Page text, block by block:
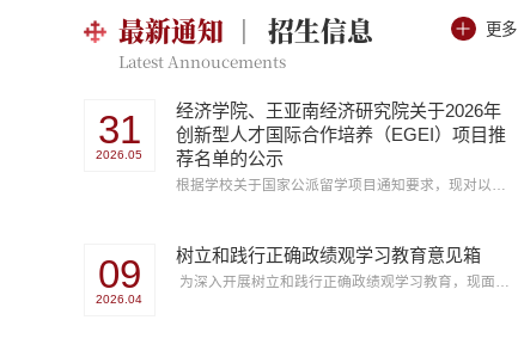
最新通知
Latest Annoucements
更多
招生信息
31
2026.05
经济学院、王亚南经济研究院关于2026年
创新型人才国际合作培养（EGEI）项目推
荐名单的公示
09
2026.04
树立和践行正确政绩观学习教育意见箱